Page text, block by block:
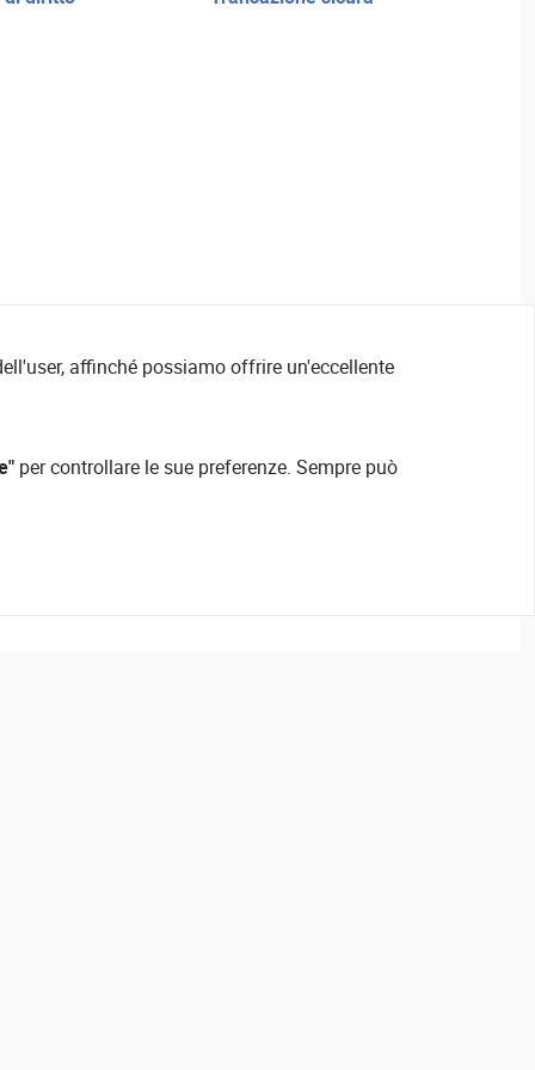
affinché possiamo offrire un'eccellente
per controllare le sue preferenze. Sempre può